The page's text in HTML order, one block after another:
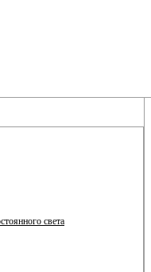
света